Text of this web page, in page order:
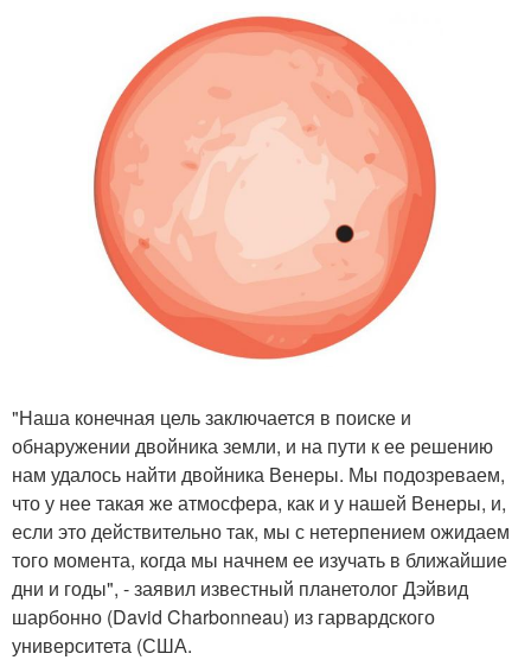
"Наша конечная цель заключается в поиске и
обнаружении двойника земли, и на пути к ее решению
нам удалось найти двойника Венеры. Мы подозреваем,
что у нее такая же атмосфера, как и у нашей Венеры, и,
если это действительно так, мы с нетерпением ожидаем
того момента, когда мы начнем ее изучать в ближайшие
дни и годы", - заявил известный планетолог Дэйвид
шарбонно (David Charbonneau) из гарвардского
университета (США.